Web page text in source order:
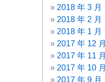
2018 年 3 月
2018 年 2 月
2018 年 1 月
2017 年 12 月
2017 年 11 月
2017 年 10 月
2017 年 9 月